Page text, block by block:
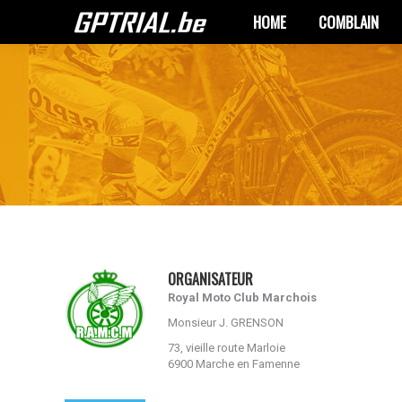
HOME COMBLAIN
ORGANISATEUR
Royal Moto Club Marchois
Monsieur J. GRENSON
73, vieille route Marloie
6900 Marche en Famenne
HOME COMBLAIN